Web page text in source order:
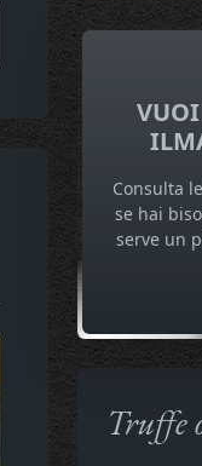
VUOI
Consulta
se hai
serve un
Truffe